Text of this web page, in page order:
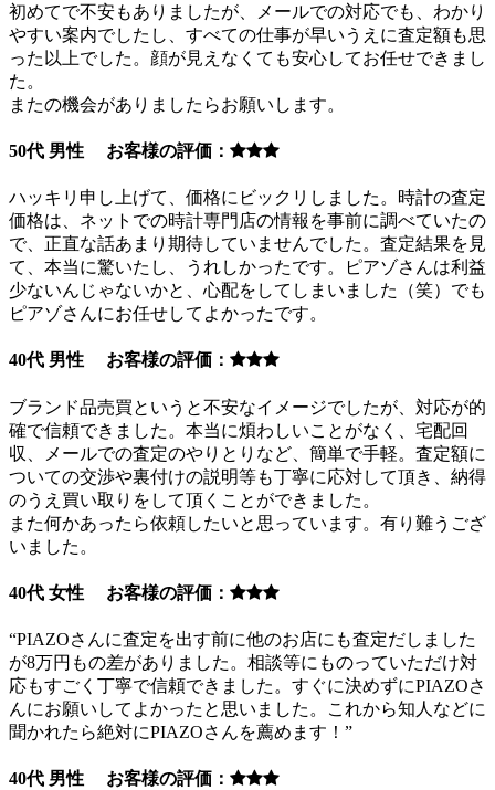
初めてで不安もありましたが、メールでの対応でも、わかり
やすい案内でしたし、すべての仕事が早いうえに査定額も思
った以上でした。顔が見えなくても安心してお任せできまし
た。
またの機会がありましたらお願いします。
50代 男性 お客様の評価：
ハッキリ申し上げて、価格にビックリしました。時計の査定
価格は、ネットでの時計専門店の情報を事前に調べていたの
で、正直な話あまり期待していませんでした。査定結果を見
て、本当に驚いたし、うれしかったです。ピアゾさんは利益
少ないんじゃないかと、心配をしてしまいました（笑）でも
ピアゾさんにお任せしてよかったです。
40代 男性 お客様の評価：
ブランド品売買というと不安なイメージでしたが、対応が的
確で信頼できました。本当に煩わしいことがなく、宅配回
収、メールでの査定のやりとりなど、簡単で手軽。査定額に
ついての交渉や裏付けの説明等も丁寧に応対して頂き、納得
のうえ買い取りをして頂くことができました。
また何かあったら依頼したいと思っています。有り難うござ
いました。
40代 女性 お客様の評価：
“PIAZOさんに査定を出す前に他のお店にも査定だしました
が8万円もの差がありました。相談等にものっていただけ対
応もすごく丁寧で信頼できました。すぐに決めずにPIAZOさ
んにお願いしてよかったと思いました。これから知人などに
聞かれたら絶対にPIAZOさんを薦めます！”
40代 男性 お客様の評価：